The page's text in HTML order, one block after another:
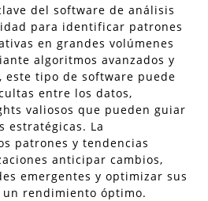
del software de análisis
para identificar patrones
en grandes volúmenes
algoritmos avanzados y
este tipo de software puede
entre los datos,
valiosos que pueden guiar
estratégicas. La
patrones y tendencias
anticipar cambios,
emergentes y optimizar sus
rendimiento óptimo.